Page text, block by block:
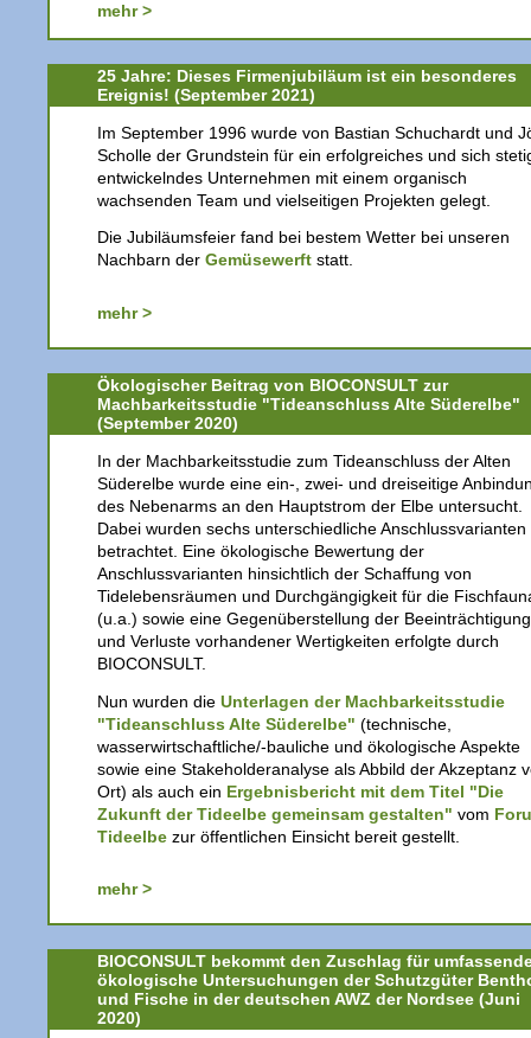
mehr >
25 Jahre: Dieses Firmenjubiläum ist ein besonderes
Ereignis! (September 2021)
Im September 1996 wurde von Bastian Schuchardt und
Scholle der Grundstein für ein erfolgreiches und sich
entwickelndes Unternehmen mit einem organisch
wachsenden Team und vielseitigen Projekten gelegt.
Die Jubiläumsfeier fand bei bestem Wetter bei unseren
Nachbarn der Gemüsewerft statt.
mehr >
Ökologischer Beitrag von BIOCONSULT zur
Machbarkeitsstudie "Tideanschluss Alte Süderelbe"
(September 2020)
In der Machbarkeitsstudie zum Tideanschluss der Alten
Süderelbe wurde eine ein-, zwei- und dreiseitige
des Nebenarms an den Hauptstrom der Elbe untersucht.
Dabei wurden sechs unterschiedliche Anschlussvarianten
betrachtet. Eine ökologische Bewertung der
Anschlussvarianten hinsichtlich der Schaffung von
Tidelebensräumen und Durchgängigkeit für die
(u.a.) sowie eine Gegenüberstellung der
und Verluste vorhandener Wertigkeiten erfolgte durch
BIOCONSULT.
Nun wurden die Unterlagen der Machbarkeitsstudie
"Tideanschluss Alte Süderelbe" (technische,
wasserwirtschaftliche/-bauliche und ökologische Aspekte
sowie eine Stakeholderanalyse als Abbild der Akzeptanz
Ort) als auch ein Ergebnisbericht mit dem Titel "Die
Zukunft der Tideelbe gemeinsam gestalten" vom
Tideelbe zur öffentlichen Einsicht bereit gestellt.
mehr >
BIOCONSULT bekommt den Zuschlag für
ökologische Untersuchungen der Schutzgüter
und Fische in der deutschen AWZ der Nordsee (Juni
2020)